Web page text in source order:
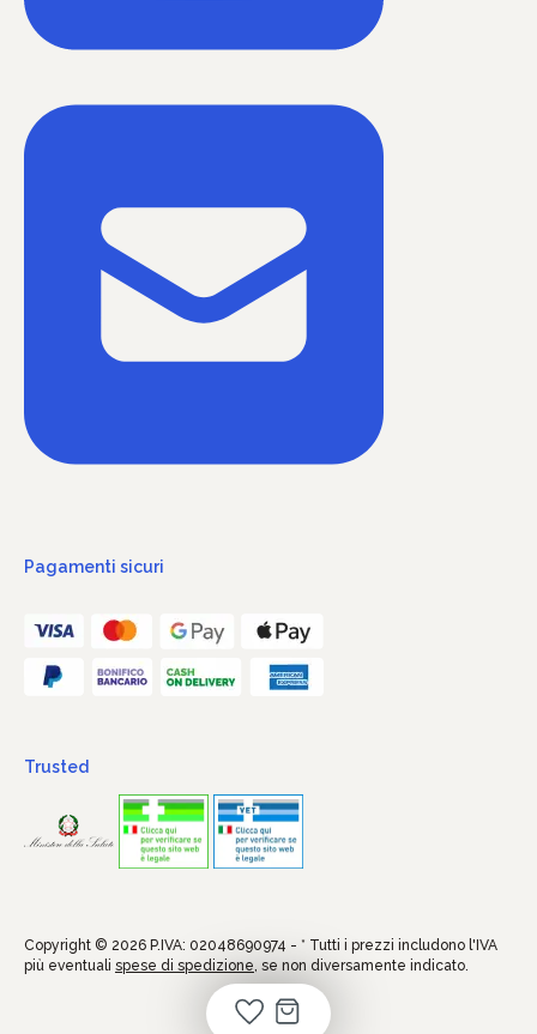
Pagamenti sicuri
Trusted
Copyright © 2026 P.IVA: 02048690974 - * Tutti i prezzi includono l'IVA
più eventuali spese di spedizione, se non diversamente indicato.